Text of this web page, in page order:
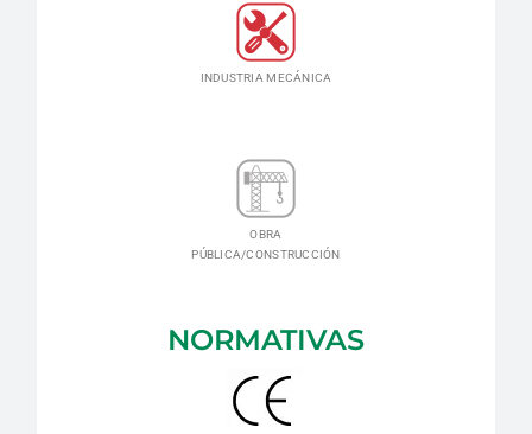
INDUSTRIA MECÁNICA
OBRA
PÚBLICA/CONSTRUCCIÓN
NORMATIVAS